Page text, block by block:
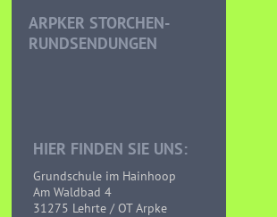
ARPKER STORCHEN-
RUNDSENDUNGEN
HIER FINDEN SIE UNS:
Grundschule im Hainhoop
Am Waldbad 4
31275 Lehrte / OT Arpke